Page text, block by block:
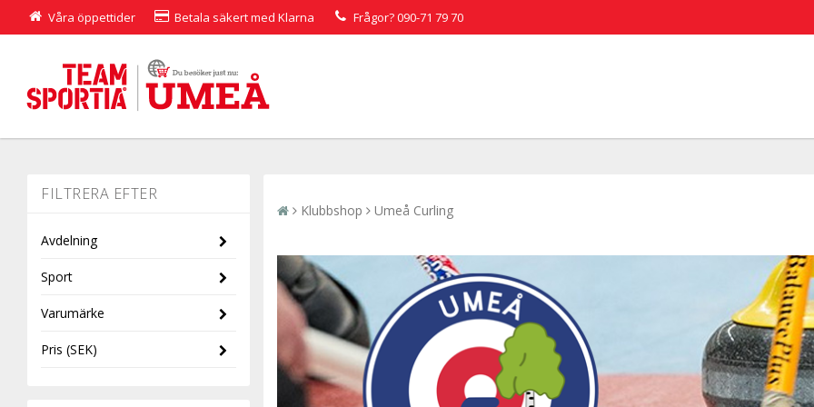
Våra öppettider Betala säkert med Klarna Frågor?090-71 79 70
Avdelning
Dam
Herr
Sport
Sportswear
Varumärke
Craft
Pris (SEK)
Klubbshop Umeå Curling